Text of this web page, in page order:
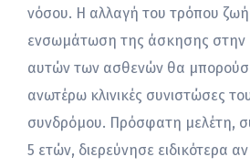
νόσου. Η αλλαγή του τρόπου
ενσωμάτωση της άσκησης στην
αυτών των ασθενών θα μπορούσε
ανωτέρω κλινικές συνιστώσες
συνδρόμου. Πρόσφατη μελέτη,
5 ετών, διερεύνησε ειδικότερα